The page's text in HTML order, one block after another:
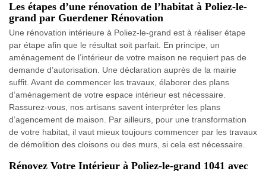
Les étapes d’une rénovation de l’habitat à Poliez-le-
grand par Guerdener Rénovation
Une rénovation intérieure à Poliez-le-grand est à réaliser étape
par étape afin que le résultat soit parfait. En principe, un
aménagement de l’intérieur de votre maison ne requiert pas de
demande d’autorisation. Une déclaration auprès de la mairie
suffit. Avant de commencer les travaux, élaborer des plans
d’aménagement de votre espace intérieur est nécessaire.
Rassurez-vous, nos artisans savent interpréter les plans
d’agencement de maison. Par ailleurs, pour une transformation
de votre habitat, il vaut mieux toujours commencer par les travaux
de démolition des cloisons ou des murs, si cela est nécessaire.
Rénovez Votre Intérieur à Poliez-le-grand 1041 avec